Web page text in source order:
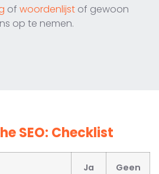
of woordenlijst of gewoon
op te nemen.
SEO: Checklist
Ja Geen